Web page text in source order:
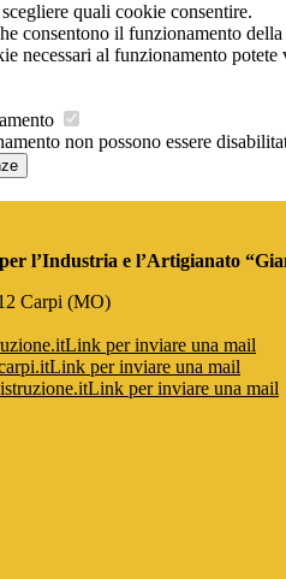
quali cookie consentire.
consentono il funzionamento
necessari al funzionamento potete
non possono essere
l’Industria e l’Artigianato
Carpi (MO)
Link per inviare una mail
Link per inviare una mail
Link per inviare una mail